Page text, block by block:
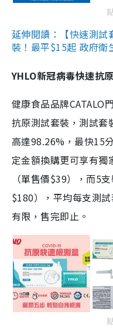
延伸閱讀：【快速測
裝！最平$15起 政府衛
YHLO新冠病毒快速抗
健康食品品牌CATALO
抗原測試套裝，測試套
高達98.26%，最快15
定金額換購更可享有
（單售價$39），而5
$180），平均每支測
有限，售完即止。